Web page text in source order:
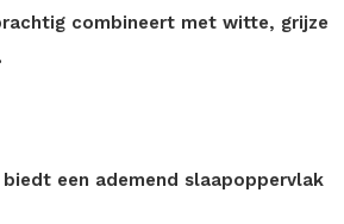
combineert met witte, grijze
een ademend slaapoppervlak